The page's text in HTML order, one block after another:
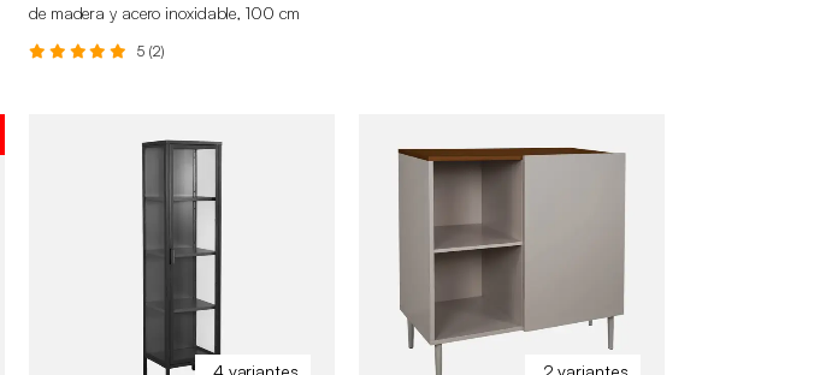
de madera y acero inoxidable, 100 cm
5 (2)